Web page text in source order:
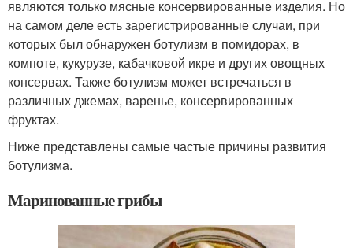
являются только мясные консервированные изделия. Но
на самом деле есть зарегистрированные случаи, при
которых был обнаружен ботулизм в помидорах, в
компоте, кукурузе, кабачковой икре и других овощных
консервах. Также ботулизм может встречаться в
различных джемах, варенье, консервированных
фруктах.
Ниже представлены самые частые причины развития
ботулизма.
Маринованные грибы